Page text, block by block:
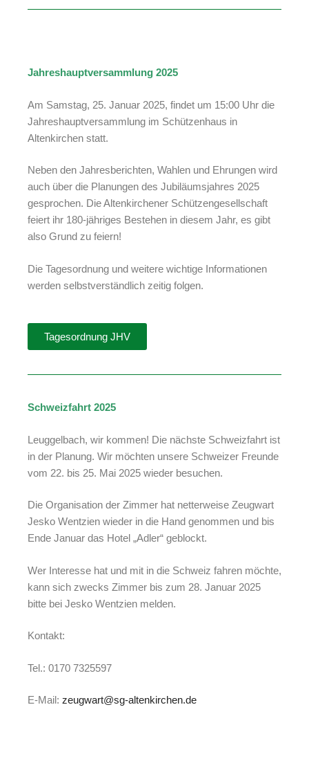
Jahreshauptversammlung 2025
Am Samstag, 25. Januar 2025, findet um 15:00 Uhr die
Jahreshauptversammlung im Schützenhaus in
Altenkirchen statt.
Neben den Jahresberichten, Wahlen und Ehrungen wird
auch über die Planungen des Jubiläumsjahres 2025
gesprochen. Die Altenkirchener Schützengesellschaft
feiert ihr 180-jähriges Bestehen in diesem Jahr, es gibt
also Grund zu feiern!
Die Tagesordnung und weitere wichtige Informationen
werden selbstverständlich zeitig folgen.
Tagesordnung JHV
Schweizfahrt 2025
Leuggelbach, wir kommen! Die nächste Schweizfahrt ist
in der Planung. Wir möchten unsere Schweizer Freunde
vom 22. bis 25. Mai 2025 wieder besuchen.
Die Organisation der Zimmer hat netterweise Zeugwart
Jesko Wentzien wieder in die Hand genommen und bis
Ende Januar das Hotel „Adler“ geblockt.
Wer Interesse hat und mit in die Schweiz fahren möchte,
kann sich zwecks Zimmer bis zum 28. Januar 2025
bitte bei Jesko Wentzien melden.
Kontakt:
Tel.: 0170 7325597
E-Mail: zeugwart@sg-altenkirchen.de